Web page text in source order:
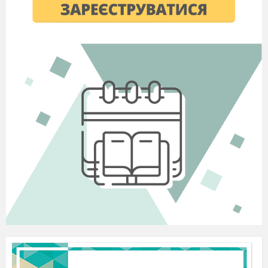
Хлопчик.Так, звичайно. На світі є багато
я, наприклад, мрію стати футболістом. Навіщо
мені математика?
Професор.
А ви, діти, як думаєте?
ідповіді дітей.)
Кілька десятиліть тому в одній країні
організатори незвичайного конкурсу
запропонували написати твір на тему «Як би
жила людина без математики
. Переможцю
обіцяли велику винагороду. Але вона так і не
була сплачена, оскільки навіть найбагатшої
фантазії не вистачило, щоб уявити собі життя
(Входить учениця, тримаючи багато
книжок.)